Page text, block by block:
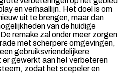
en verhaallijn. Het doel is om
uit te brengen, maar dan
van de huidige
remake zal onder meer zorgen
met scherpere omgevingen,
gebruiksvriendelijkere
gewerkt aan het verbeteren
zodat het soepeler en